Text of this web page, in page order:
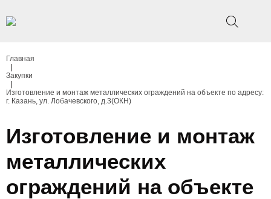
Главная
Закупки
Изготовление и монтаж металлических ограждений на объекте по адресу:
г. Казань, ул. Лобачевского, д.3(ОКН)
Изготовление и монтаж
металлических
ограждений на объекте